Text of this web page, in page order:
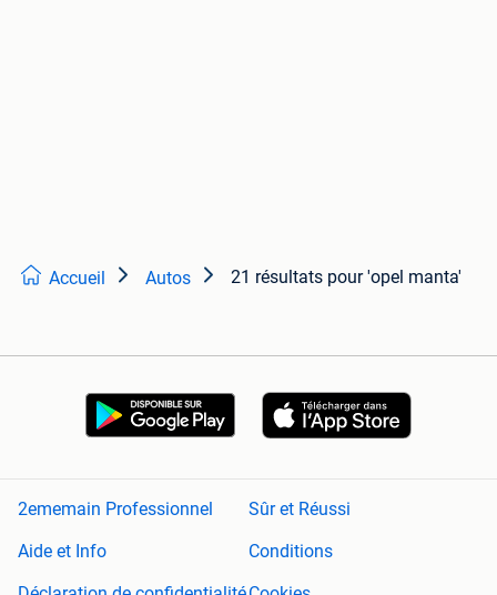
Accueil Autos 21 résultats pour 'opel manta'
2ememain Professionnel
Sûr et Réussi
Aide et Info
Conditions